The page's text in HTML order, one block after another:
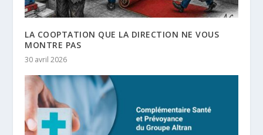
LA COOPTATION QUE LA DIRECTION NE VOUS
MONTRE PAS
30 avril 2026